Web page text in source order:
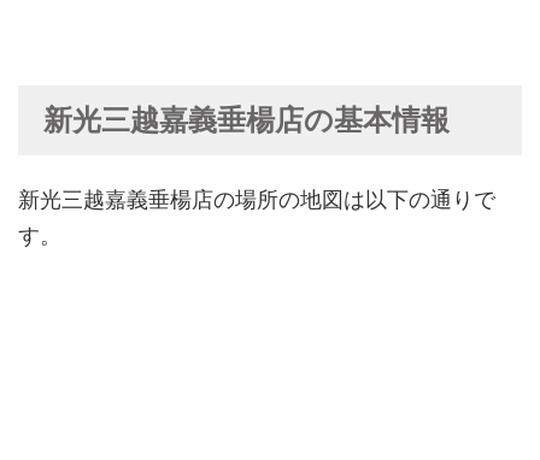
新光三越嘉義垂楊店の基本情報
新光三越嘉義垂楊店の場所の地図は以下の通りで
す。